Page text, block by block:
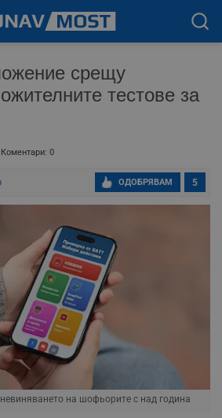
срещу
тестове за
Коментари: 0
5
ОДОБРЯВАМ
на шофьорите с над година